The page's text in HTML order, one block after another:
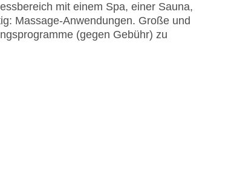
mit einem Spa, einer Sauna,
Massage-Anwendungen. Große und
(gegen Gebühr) zu